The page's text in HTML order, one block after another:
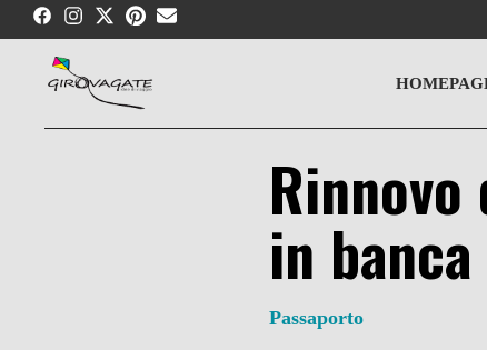
Skip
content
Rinnovo
in banca
Passaporto